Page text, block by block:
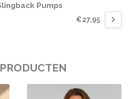
Pumps
€27,95